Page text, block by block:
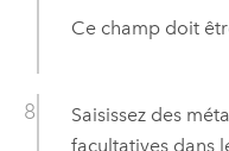
Ce champ doit
Saisissez des
facultatives dans